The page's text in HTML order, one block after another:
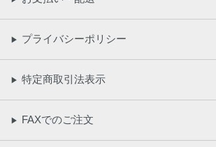
▶ プライバシーポリシー
▶ 特定商取引法表示
▶ FAXでのご注文